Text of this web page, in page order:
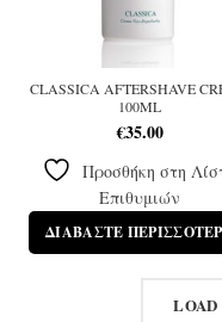
CLASSICA AFTERSHAVE
100ML
€35.00
Προσθήκη στη
Επιθυμιών
ΔΙΑΒΆΣΤΕ
LOAD